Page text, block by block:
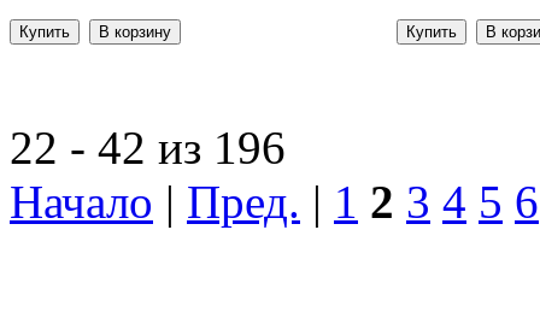
22 - 42 из 196
Начало | Пред. | 1 2 3 4 5 6